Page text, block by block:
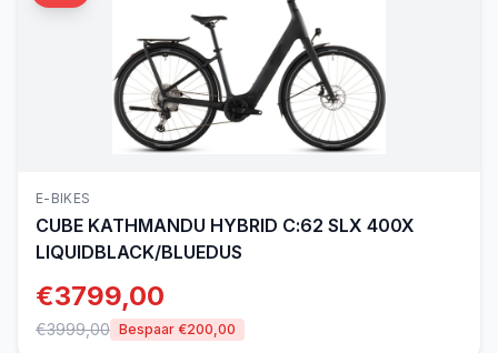
E-BIKES
CUBE KATHMANDU HYBRID C:62 SLX 400X
LIQUIDBLACK/BLUEDUS
€3799,00
€3999,00 Bespaar €200,00